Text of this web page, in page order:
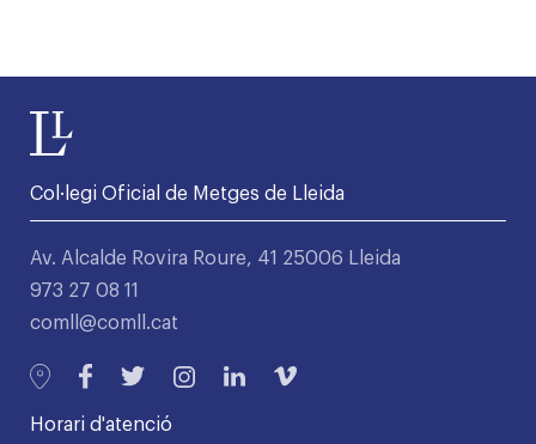
Col·legi Oficial de Metges de Lleida
Av. Alcalde Rovira Roure, 41 25006 Lleida
973 27 08 11
comll@comll.cat
Horari d'atenció